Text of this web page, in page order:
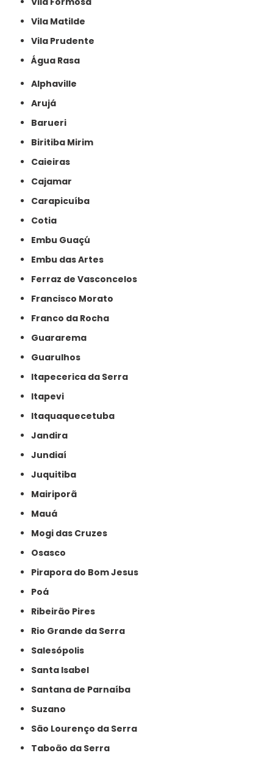
Vila Matilde
Vila Prudente
Água Rasa
Alphaville
Arujá
Barueri
Biritiba Mirim
Caieiras
Cajamar
Carapicuíba
Cotia
Embu Guaçú
Embu das Artes
Ferraz de Vasconcelos
Francisco Morato
Franco da Rocha
Guararema
Guarulhos
Itapecerica da Serra
Itapevi
Itaquaquecetuba
Jandira
Jundiaí
Juquitiba
Mairiporã
Mauá
Mogi das Cruzes
Osasco
Pirapora do Bom Jesus
Poá
Ribeirão Pires
Rio Grande da Serra
Salesópolis
Santa Isabel
Santana de Parnaíba
Suzano
São Lourenço da Serra
Taboão da Serra